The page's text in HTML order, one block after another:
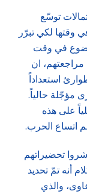
توسّع
وقتها لكي تبرّر
في وقت
ان
استعداداً
مؤجّلة حالياً.
على هذه
اتساع الحرب.
تحضيراتهم
أنه تمّ تحديد
والذي